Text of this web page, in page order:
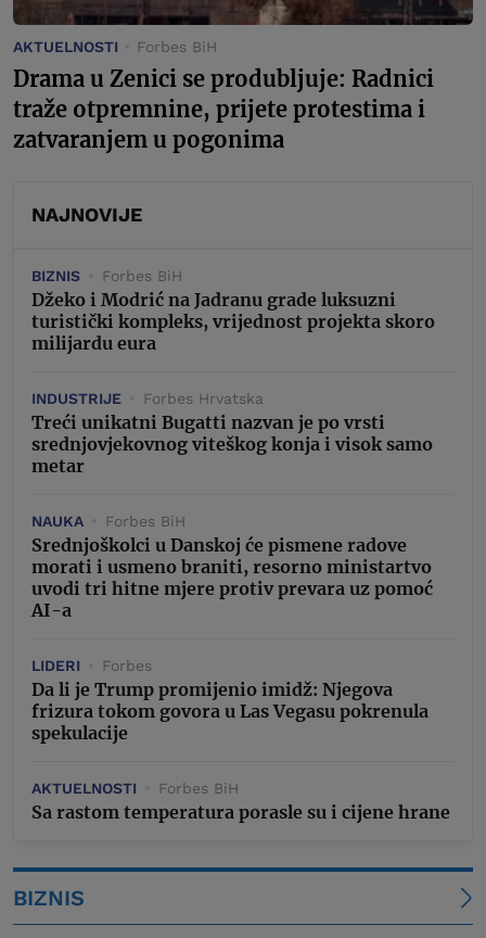
AKTUELNOSTI Forbes BiH
Drama u Zenici se produbljuje: Radnici
traže otpremnine, prijete protestima i
zatvaranjem u pogonima
NAJNOVIJE
BIZNIS Forbes BiH
Džeko i Modrić na Jadranu grade luksuzni
turistički kompleks, vrijednost projekta skoro
milijardu eura
INDUSTRIJE Forbes Hrvatska
Treći unikatni Bugatti nazvan je po vrsti
srednjovjekovnog viteškog konja i visok samo
metar
NAUKA Forbes BiH
Srednjoškolci u Danskoj će pismene radove
morati i usmeno braniti, resorno ministartvo
uvodi tri hitne mjere protiv prevara uz pomoć
AI-a
LIDERI Forbes
Da li je Trump promijenio imidž: Njegova
frizura tokom govora u Las Vegasu pokrenula
spekulacije
AKTUELNOSTI Forbes BiH
Sa rastom temperatura porasle su i cijene hrane
BIZNIS